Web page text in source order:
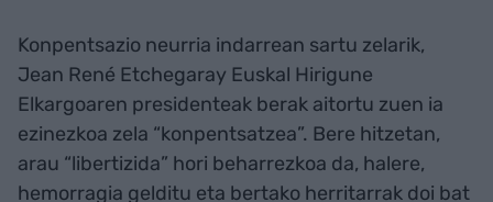
Konpentsazio neurria indarrean sartu zelarik,
Jean René Etchegaray Euskal Hirigune
Elkargoaren presidenteak berak aitortu zuen ia
ezinezkoa zela “konpentsatzea”. Bere hitzetan,
arau “libertizida” hori beharrezkoa da, halere,
hemorragia gelditu eta bertako herritarrak doi bat